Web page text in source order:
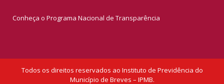
Conheça o Programa Nacional de Transparência
Todos os direitos reservados ao Instituto de Previdência do
Município de Breves – IPMB.